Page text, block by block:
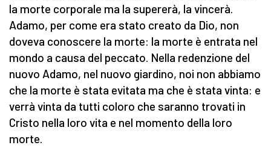
la morte corporale ma la supererà, la vincerà.
Adamo, per come era stato creato da Dio, non
doveva conoscere la morte: la morte è entrata nel
mondo a causa del peccato. Nella redenzione del
nuovo Adamo, nel nuovo giardino, noi non abbiamo
che la morte è stata evitata ma che è stata vinta: e
verrà vinta da tutti coloro che saranno trovati in
Cristo nella loro vita e nel momento della loro
morte.